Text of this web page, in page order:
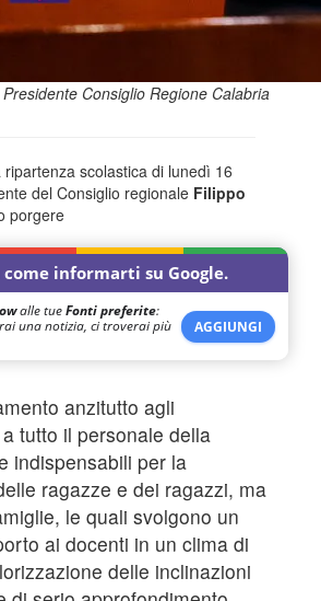
Consiglio Regione Calabria
ripartenza scolastica di lunedì 16
del Consiglio regionale Filippo
porgere
informarti su Google.
alle tueFonti preferite:
una notizia, ci troverai più
AGGIUNGI
anzitutto agli
tutto il personale della
indispensabili per la
ragazze e dei ragazzi, ma
le quali svolgono un
ai docenti in un clima di
delle inclinazioni